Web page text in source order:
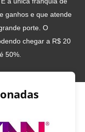
ganhos e que atende
porte. O
chegar a R$ 20
50%.